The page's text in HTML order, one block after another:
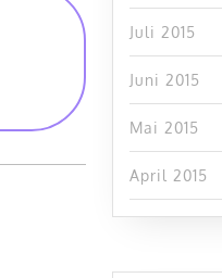
Juli 2015
Juni 2015
Mai 2015
April 2015